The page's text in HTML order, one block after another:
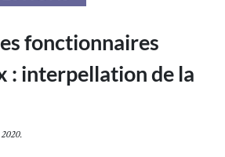
fonctionnaires
interpellation de la